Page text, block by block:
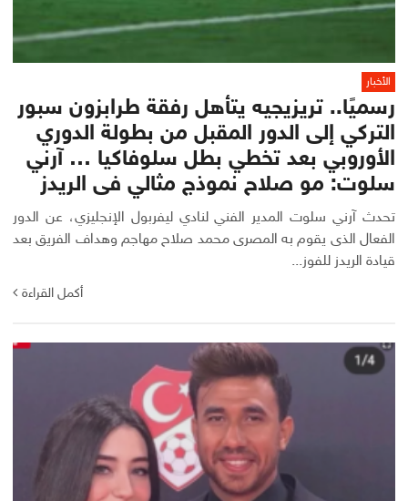
الأخبار
رسميًا.. تريزيجيه يتأهل رفقة طرابزون سبور
التركي إلى الدور المقبل من بطولة الدوري
الأوروبي بعد تخطي بطل سلوفاكيا … آرني
سلوت: مو صلاح نموذج مثالي فى الريدز
تحدث آرني سلوت المدير الفني لنادي ليفربول الإنجليزي، عن الدور
الفعال الذى يقوم به المصرى محمد صلاح مهاجم وهداف الفريق بعد
قيادة الريدز للفوز...
أكمل القراءة